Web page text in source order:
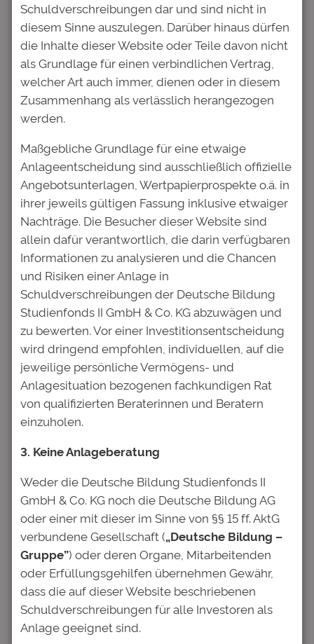
Über die Deutsche Bildung
Die Deutsche Bildung fördert mit ihrem
Studienfonds Studenten mit einer flexiblen
Studienfinanzierung, die vom Centrum für
Hochschulentwicklung regelmäßig mit einer
Spitzenbewertung ausgezeichnet wird. Das
Studienfinanzierung mit einem
Förderprogramm für fachübergreifende und
berufsrelevante Qualifikationen. Die
Förderung wird unabhängig vom Einkommen
der Eltern und ohne Bürgen vergeben.
Angesprochen sind Studenten aller
Fachrichtungen, die ihr Studium an einer
staatlich anerkannten Hochschule in
Deutschland oder auch im Ausland
absolvieren. Die geförderten Absolventen
zahlen erst mit dem Start in das Berufsleben
einen vereinbarten Anteil ihres Einkommens
an den Studienfonds zurück, was die Gefahr
der Überschuldung minimiert und
gleichzeitig Freiheit bei der Berufswahl und
privaten Lebensentscheidungen lässt.
institutionelle und private Anleger, die mit
Social Impact in Bildung investieren.
Deutsche Bildung AG
Stefanie Müller
Weißfrauenstraße 12-16
60311 Frankfurt
Telefon 069 / 920 39 45 18
Telefax 069 / 920 39 45 10
stefanie.mueller@deutsche-bildung.de
www.deutsche-bildung.de/presse
Schuldverschreibungen dar und sind nicht in
diesem Sinne auszulegen. Darüber hinaus dürfen
die Inhalte dieser Website oder Teile davon nicht
als Grundlage für einen verbindlichen Vertrag,
welcher Art auch immer, dienen oder in diesem
Zusammenhang als verlässlich herangezogen
werden.
Maßgebliche Grundlage für eine etwaige
Anlageentscheidung sind ausschließlich offizielle
Angebotsunterlagen, Wertpapierprospekte o.ä. in
ihrer jeweils gültigen Fassung inklusive etwaiger
Nachträge. Die Besucher dieser Website sind
allein dafür verantwortlich, die darin verfügbaren
Informationen zu analysieren und die Chancen
und Risiken einer Anlage in
Schuldverschreibungen der Deutsche Bildung
Studienfonds II GmbH & Co. KG abzuwägen und
zu bewerten. Vor einer Investitionsentscheidung
wird dringend empfohlen, individuellen, auf die
jeweilige persönliche Vermögens- und
Anlagesituation bezogenen fachkundigen Rat
von qualifizierten Beraterinnen und Beratern
einzuholen.
3. Keine Anlageberatung
Weder die Deutsche Bildung Studienfonds II
GmbH & Co. KG noch die Deutsche Bildung AG
oder einer mit dieser im Sinne von §§ 15 ff. AktG
verbundene Gesellschaft („Deutsche Bildung –
Gruppe”) oder deren Organe, Mitarbeitenden
oder Erfüllungsgehilfen übernehmen Gewähr,
dass die auf dieser Website beschriebenen
Schuldverschreibungen für alle Investoren als
Anlage geeignet sind.